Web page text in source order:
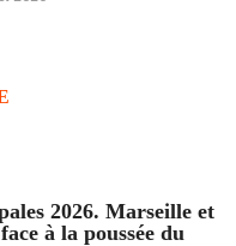
2026. Marseille et
à la poussée du